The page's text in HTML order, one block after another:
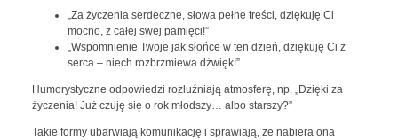
„Za życzenia serdeczne, słowa pełne treści, dziękuję Ci
mocno, z całej swej pamięci!”
„Wspomnienie Twoje jak słońce w ten dzień, dziękuję Ci z
serca – niech rozbrzmiewa dźwięk!”
Humorystyczne odpowiedzi rozluźniają atmosferę, np. „Dzięki za
życzenia! Już czuję się o rok młodszy… albo starszy?”
Takie formy ubarwiają komunikację i sprawiają, że nabiera ona